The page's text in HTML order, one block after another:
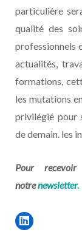
particulière
qualité des
professionnels
actualités,
formations,
les mutations
privilégié pour
de demain. les
Pour recevoir
notrenewsletter.